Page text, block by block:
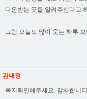
다운받는 곳을 알려주신다고
그럼 오늘도 많이 웃는 하루
김대정
쪽지확인해주세요. 감사합니